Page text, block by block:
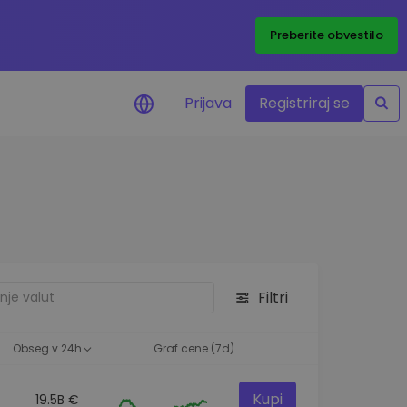
Preberite obvestilo
Prijava Registriraj se
Filtri
Obseg v 24h Graf cene (7d)
19.5B € Kupi